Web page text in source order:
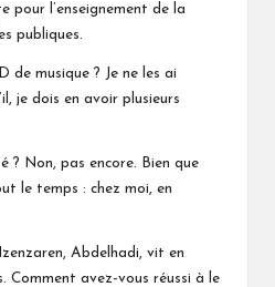
pour l’enseignement de la
publiques.
de musique ? Je ne les ai
je dois en avoir plusieurs
? Non, pas encore. Bien que
le temps : chez moi, en
Abdelhadi, vit en
Comment avez-vous réussi à le